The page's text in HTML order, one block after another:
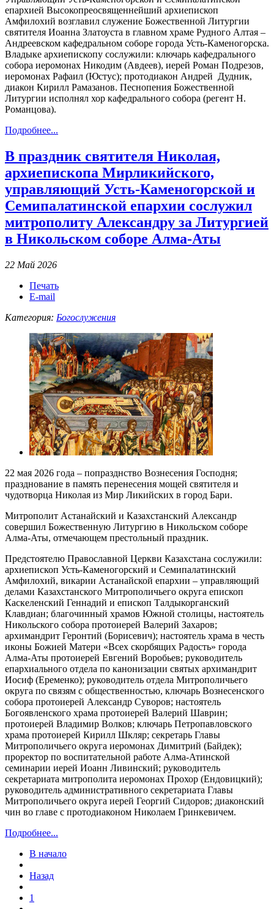
епархией Высокопреосвященнейший архиепископ
Амфилохий возглавил служение Божественной Литургии
святителя Иоанна Златоуста в главном храме Рудного Алтая –
Андреевском кафедральном соборе города Усть-Каменогорска.
Владыке архиепископу сослужили: ключарь кафедрального
собора иеромонах Никодим (Авдеев), иерей Роман Подрезов,
иеромонах Рафаил (Юстус); протодиакон Андрей Дудник,
диакон Кирилл Рамазанов. Песнопения Божественной
Литургии исполнял хор кафедрального собора (регент Н.
Романцова).
Подробнее...
В праздник святителя Николая,
архиепископа Мирликийского,
управляющий Усть-Каменогорской и
Семипалатинской епархии сослужил
митрополиту Александру за Литургией
в Никольском соборе Алма-Аты
22 Май 2026
Печать
E-mail
Категория: Богослужения
22 мая 2026 года – попразднство Вознесения Господня;
празднование в память перенесения мощей святителя и
чудотворца Николая из Мир Ликийских в город Бари.
Митрополит Астанайский и Казахстанский Александр
совершил Божественную Литургию в Никольском соборе
Алма-Аты, отмечающем престольный праздник.
Предстоятелю Православной Церкви Казахстана сослужили:
архиепископ Усть-Каменогорский и Семипалатинский
Амфилохий, викарии Астанайской епархии – управляющий
делами Казахстанского Митрополичьего округа епископ
Каскеленский Геннадий и епископ Талдыкорганский
Клавдиан; благочинный храмов Южной столицы, настоятель
Никольского собора протоиерей Валерий Захаров;
архимандрит Геронтий (Борисевич); настоятель храма в честь
иконы Божией Матери «Всех скорбящих Радость» города
Алма-Аты протоиерей Евгений Воробьев; руководитель
епархиального отдела по канонизации святых архимандрит
Иосиф (Еременко); руководитель отдела Митрополичьего
округа по связям с общественностью, ключарь Вознесенского
собора протоиерей Александр Суворов; настоятель
Богоявленского храма протоиерей Валерий Шаврин;
протоиерей Владимир Волков; ключарь Петропавловского
храма протоиерей Кирилл Шкляр; секретарь Главы
Митрополичьего округа иеромонах Димитрий (Байдек);
проректор по воспитательной работе Алма-Атинской
семинарии иерей Иоанн Ливинский; руководитель
секретариата митрополита иеромонах Прохор (Ендовицкий);
руководитель административного секретариата Главы
Митрополичьего округа иерей Георгий Сидоров; диаконский
чин во главе с протодиаконом Николаем Гринкевичем.
Подробнее...
В начало
Назад
1